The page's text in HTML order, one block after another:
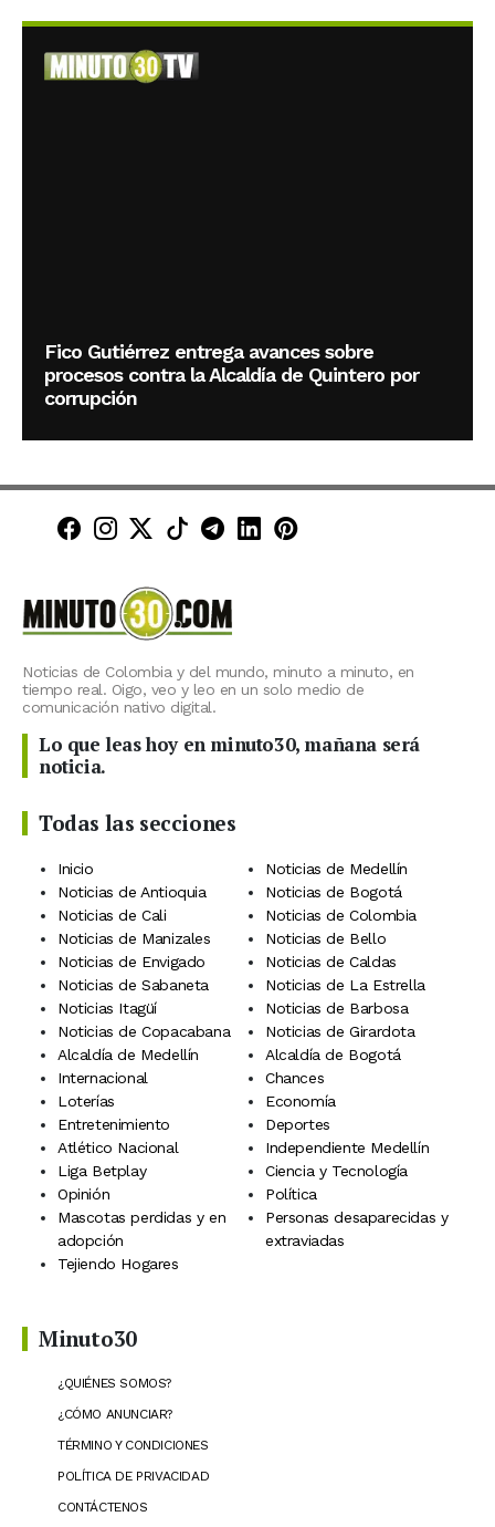
Fico Gutiérrez entrega avances sobre
procesos contra la Alcaldía de Quintero por
corrupción
Minuto30 en Facebook
Minuto30 en Instagram
Minuto30 en X (Twitter)
Minuto30 en TikTok
Canal de Minuto30 en
Minuto30 en LinkedIn
Minuto30 en
Noticias de Colombia y del mundo, minuto a minuto, en
tiempo real. Oigo, veo y leo en un solo medio de
comunicación nativo digital.
Lo que leas hoy en minuto30, mañana será
noticia.
Todas las secciones
Inicio
Noticias de Medellín
Noticias de Antioquia
Noticias de Bogotá
Noticias de Cali
Noticias de Colombia
Noticias de Manizales
Noticias de Bello
Noticias de Envigado
Noticias de Caldas
Noticias de Sabaneta
Noticias de La Estrella
Noticias Itagüí
Noticias de Barbosa
Noticias de Copacabana
Noticias de Girardota
Alcaldía de Medellín
Alcaldía de Bogotá
Internacional
Chances
Loterías
Economía
Entretenimiento
Deportes
Atlético Nacional
Independiente Medellín
Liga Betplay
Ciencia y Tecnología
Opinión
Política
Mascotas perdidas y en
adopción
Personas desaparecidas y
extraviadas
Tejiendo Hogares
Minuto30
¿QUIÉNES SOMOS?
¿CÓMO ANUNCIAR?
TÉRMINO Y CONDICIONES
POLÍTICA DE PRIVACIDAD
CONTÁCTENOS